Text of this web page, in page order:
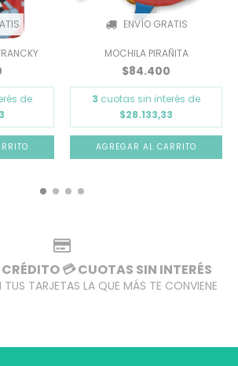
de
ENVÍO GRATIS
MOCHILA PIRAÑITA
$84.400
3 cuotas sin interés de
$28.133,33
💳 CUOTAS SIN INTERÉS
TARJETAS LA QUE MÁS TE CONVIENE